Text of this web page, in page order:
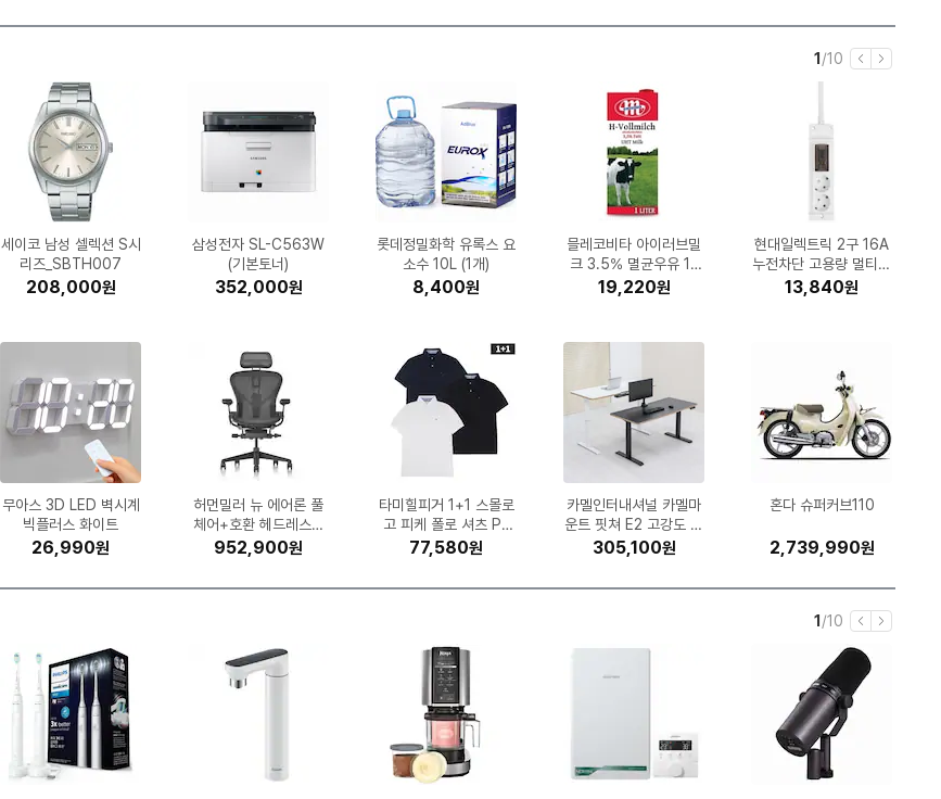
스-
AMG
공
식
현
재
1 /전
10
이 다
세이코 남성 셀렉션 S시
리즈_SBTH007
208,000원
삼성전자 SL-C563W
(기본토너)
352,000원
롯데정밀화학 유록스 요
소수 10L (1개)
8,400원
믈레코비타 아이러브밀
크 3.5% 멸균우유 1L
(12개)
19,220원
현대일렉트릭 2구 16A
누전차단 고용량 멀티탭
(1.5m)
13,840원
무아스 3D LED 벽시계
빅플러스 화이트
26,990원
허먼밀러 뉴 에어론 풀
체어+호환 헤드레스트
해외구매 (B size)
952,900원
타미힐피거 1+1 스몰로
고 피케 폴로 셔츠 PK
반팔_13H18
77,580원
카멜인터내셔널 카멜마
운트 핏쳐 E2 고강도 듀
얼 스퀘어 프레임 모션
305,100원
혼다 슈퍼커브110
2,739,990원
엑스지미 호라이즌 20
MAX (정품)
3,832,000원
삼성전자 정품 MLT-K2
50L 검정
148,550원
APPLE 에어팟 프로3
MFHP4KH/A (정품)
237,030원
엔티스 ES 700W 80
PLUS스탠다드 ATX3.1
54,500원
팅크웨어 아이나비 VX3
000 2채널 (64GB, 무
료장착)
207,200원
APPLE 2025 iPad Pr
o 11 M5 (256GB)
1,689,690원
ASUS 비보북 16 X16
07AA-MB045W (SS
D 512GB)
1,169,000원
에이션패션 폴햄 쿨맥스
스트레치 슬림 슬랙스 P
HD2PP1032
8,210원
캘러웨이 패러다임 Ai
스모크 맥스 드라이버
(정품)
465,890원
LG생활건강 피지(FIJI)
한 코튼향 2.1L (1개)
14,720원
SK엔무브 지크 X7 SP
5W30 4L (1개)
18,170원
한국타이어 벤투스 에어
S H472 245/45R18
(전국무료장착)
161,960원
한국타이어 다이나프로
HPX RA43 235/55R
19 (전국무료장착)
141,670원
킹스톤 KC3000 M.2
NVMe (1TB)
572,840원
삼성전자 뮤직 스튜디오
5 HW-LS50H/ LS51
H (정품)
408,520원
크록스 바야밴드 클로그
205089-066
26,090원
삼성전자 갤럭시 버즈4
프로 SM-R640 (정품)
327,250원
글락소스미스클라인 센
소다인 오리지널 플러스
치약 100g (6개)
20,320원
허먼밀러 뉴 에어론 풀
체어 (B size)
1,342,930원
광동제약 제주 삼다수
21,300원
삼성전자 DV90TA04
0TE (일반판매처)
512,140원
동서식품 맥심 화이트골
드 믹스 스틱 400개입
(1개)
54,360원
알앤더스 캐디톡 미니온
2
196,790원
AMD 라이젠7-6세대
9800X3D (그래니트
릿지) (멀티팩 정품)
690,660원
보이스캐디 T13 프로
429,350원
제닉스 아레나 멀티 게
이밍 책상 (1600x80
0)
153,943원
Microsoft Office 2
024 Home & Busine
ss (PKC 한글)
29,000원
클라우드백 마이 사이즈
체어 M900MQ 2.0
게이밍 의자
308,490원
햇살드리 2025 햅쌀 수
향미 상등급 10kg (1개)
41,760원
포켓몬코리아 포켓몬카
화 확장팩 레이징서프 3
20,500원
팅크웨어 아이나비 Z9
900 2채널 (32GB)
126,220원
삼성전자 갤럭시S26 2
56GB, 자급제 (블랙)
1,141,140원
삼성전자 DDR5-560
0 (16GB)
353,690원
시디즈 베이직 오피스
체어
163,040원
큐맥스 QMAX-C02
32,610원
보이스캐디 SL 미니 더
블랙
327,050원
롯데칠성음료 펩시콜라
제로슈거 라임향 1.25L
(12개)
11,000원
LG전자 휘센 DQ205P
SVA (일반구매)
413,493원
유니레버 도브 센서티브
스킨 뷰티 바 106g(미
국산) (16개)
31,800원
모토벨로 KG9 DUAL
998,000원
LG전자 휘센 SQ06EZ
1WBS ((전국)기본설치
비 포함)
524,990원
삼성전자 비스포크 무풍
윈도우핏 AW06C715
5EWAZ (무료설치)
890,000원
삼성전자 갤럭시S26 울
트라 256GB, 자급제
(블랙)
1,639,560
ESSENCORE KLEVV
DDR5-5600 CL46
파인인포 (16GB)
324,600원
무아스 퓨어 미니 LED
시계
7,040원
미닉스 더 플렌더 Max
MNFD-200G (일반구
매)
454,010원
케이에스스포츠 스타카
토 인세인 피니시모 울
테 로드 700C (2024
1,787,500원
깨끗한나라 순수 프리미
엄 30m (30롤) (3팩)
35,760원
GIGABYTE B850M
AORUS ELITE WIFI6
E ICE 제이씨현
227,490원
대상웰라이프 뉴케어 구
46,690원
LG전자 오브제컬렉션
DQ235MWGA (일반
구매)
556,430원
모바 S70 Ultra Rolle
r
699,000원
아누아 피디알엔 히알루
론산 캡슐 100 세럼 30
ml (1개)
17,510원
Brother 정품 무한 DC
P-T730DW (무한잉
크)
299,000원
스탠리 퀜처 H2.0 플로
우스테이트 텀블러 88
7ml (일반)
26,950원
삼성전자 올레드 KQ55
SF8EAEXKR (스탠드)
1,135,450원
벤트론스 침대형 발받침
중역 사무용 의자
72,800원
LG전자 힐링미 파타야
MH67BR (일반설치)
1,517,190원
스파클 생수 무라벨 2L
(30개)
15,020원
GIGABYTE B650M
110,240원
나이키 레볼루션 8 HJ
9198-003 (공식판매
처)
51,264원
삼성전자 갤럭시워치8
40mm 블루투스 (정품)
269,490원
삼성전자 SL-C513W
(기본토너)
242,000원
MSI 지포스 RTX 506
0 벤투스 2X OC D7
8GB
638,940원
코스트코 커클랜드 울트
라 클린 캡슐세제 140
개입 (1개)
18,350원
GS칼텍스 킥스 파오 10
0 0W30 1L (1개)
11,150원
K2 플라이하이크 프라
임 FUS24G21-C2
74,520원
iFLYTEK AI 스마트 통
역기 4.0 (정품)
310,000원
오므론 HEM-7156T
113,410원
SK엔무브 지크 X7 LS
29,410원
신성통상 프로젝트엠 남
성 조직변형 슬릿 카라
티_EPE2TT1101
11,484원
듀오백 Q1 Airo 메쉬
사무용 컴퓨터 책상 의
자
216,630원
Microsoft Windows
11 Home (처음사용자
용 한글)
119,990원
Epson 정품 무한 L32
56 (무한잉크)
206,000원
삼성전자 갤럭시S26 울
트라 512GB, 자급제
(블랙)
1,759,580
스라이부 핸디 마사지
(MD01) (해외구매)
35,250원
EFM ipTIME C500G
(단품)
34,900원
린백 책상 의자 LB221
HA
98,000원
Microsoft Windows
11 Pro (처음사용자용
한글)
168,990원
네파 하이플로우 쿠시
64,800원
(주)파마리서치 리쥬란
더마 힐러 모이스춰 트
리트먼트 앰플 30ml (1
28,000원
캐논 파워샷 V1 (정품)
1,169,090원
시디즈 T50 AIR LIGH
T 메쉬 의자
262,650원
삼성전자 SL-J3260F
W (기본잉크)
294,500원
삼성전자 갤럭시A36 1
28GB, 자급제 (정품)
490,000원
동서식품 맥심 모카골드
마일드 커피믹스 스틱 4
00개입 (1개)
54,610원
노스페이스 액티비스트
보아 고어텍스 NS95P
04A
94,050원
파인디지털 파인뷰 X7
700 프로 2채널 (32G
B)
211,650원
UGREEN DXP4800
Plus (하드미포함)
1,079,000원
고려은단 비타민C 100
39,570원
현
1 /전
10
이
전
다